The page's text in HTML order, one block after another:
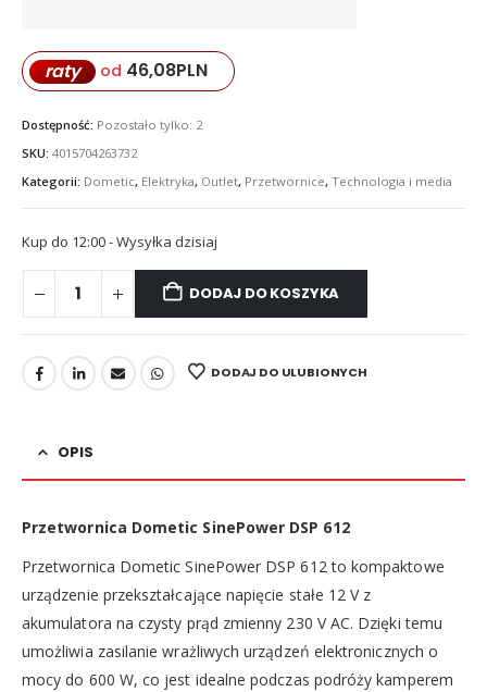
raty od 46,08PLN
Dostępność: Pozostało tylko: 2
SKU: 4015704263732
Kategorii: Dometic, Elektryka, Outlet, Przetwornice, Technologia i media
Kup do 12:00 - Wysyłka dzisiaj
DODAJ DO KOSZYKA
DODAJ DO ULUBIONYCH
OPIS
Przetwornica Dometic SinePower DSP 612
Przetwornica Dometic SinePower DSP 612 to kompaktowe
urządzenie przekształcające napięcie stałe 12 V z
akumulatora na czysty prąd zmienny 230 V AC. Dzięki temu
umożliwia zasilanie wrażliwych urządzeń elektronicznych o
mocy do 600 W, co jest idealne podczas podróży kamperem